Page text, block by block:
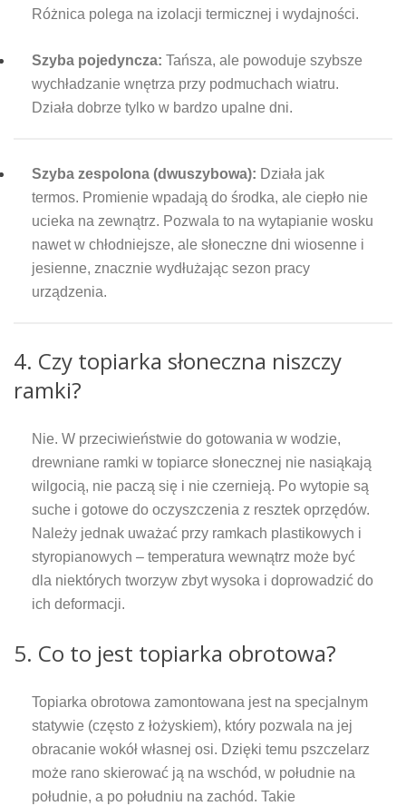
Różnica polega na izolacji termicznej i wydajności.
Szyba pojedyncza: Tańsza, ale powoduje szybsze
wychładzanie wnętrza przy podmuchach wiatru.
Działa dobrze tylko w bardzo upalne dni.
Szyba zespolona (dwuszybowa): Działa jak
termos. Promienie wpadają do środka, ale ciepło nie
ucieka na zewnątrz. Pozwala to na wytapianie wosku
nawet w chłodniejsze, ale słoneczne dni wiosenne i
jesienne, znacznie wydłużając sezon pracy
urządzenia.
4. Czy topiarka słoneczna niszczy
ramki?
Nie. W przeciwieństwie do gotowania w wodzie,
drewniane ramki w topiarce słonecznej nie nasiąkają
wilgocią, nie paczą się i nie czernieją. Po wytopie są
suche i gotowe do oczyszczenia z resztek oprzędów.
Należy jednak uważać przy ramkach plastikowych i
styropianowych – temperatura wewnątrz może być
dla niektórych tworzyw zbyt wysoka i doprowadzić do
ich deformacji.
5. Co to jest topiarka obrotowa?
Topiarka obrotowa zamontowana jest na specjalnym
statywie (często z łożyskiem), który pozwala na jej
obracanie wokół własnej osi. Dzięki temu pszczelarz
może rano skierować ją na wschód, w południe na
południe, a po południu na zachód. Takie